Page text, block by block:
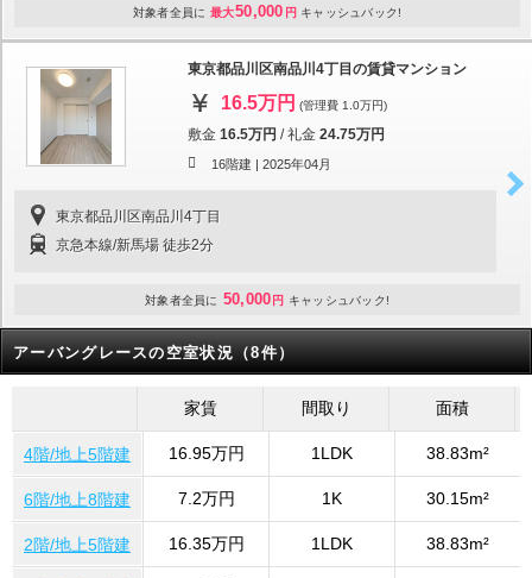
対象者全員に 最大50,000 円 キャッシュバック!
東京都品川区南品川4丁目の賃貸マンション
16.5万円 (管理費 1.0万円)
敷金 16.5万円 /礼金 24.75万円
16階建 | 2025年04月
東京都品川区南品川4丁目
京急本線/新馬場 徒歩2分
対象者全員に 50,000 円 キャッシュバック!
アーバングレースの空室状況（8件）
家賃 間取り 面積
4階/地上5階建 16.95万円 1LDK 38.83m²
6階/地上8階建 7.2万円 1K 30.15m²
2階/地上5階建 16.35万円 1LDK 38.83m²